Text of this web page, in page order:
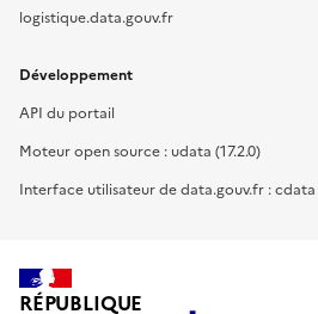
logistique.data.gouv.fr
Développement
API du portail
Moteur open source : udata (17.2.0)
Interface utilisateur de data.gouv.fr :
RÉPUBLIQUE